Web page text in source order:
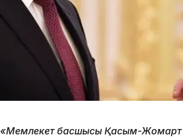
«Мемлекет басшысы Қасым-Жомарт